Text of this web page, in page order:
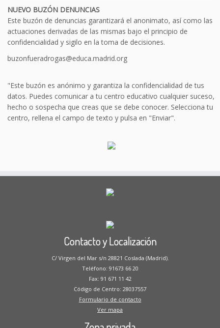
NUEVO BUZÓN DENUNCIAS
Este buzón de denuncias garantizará el anonimato, así como las
actuaciones derivadas de las mismas bajo el principio de
confidencialidad y sigilo en la toma de decisiones.
buzonfueradrogas@educa.madrid.org
"Este buzón es anónimo y garantiza la confidencialidad de tus
datos. Puedes comunicar a tu centro educativo cualquier suceso,
hecho o sospecha que creas que se debe conocer. Selecciona tu
centro, rellena el campo de texto y pulsa en "Enviar".
Contacto y Localización
C/ Virgen del Mar s/n 28821 Coslada (Madrid).
Teléfono: 91673 66 20
Fax: 91 671 11 42
Código de Centro: 28037557
Formulario de contacto
Ver mapa